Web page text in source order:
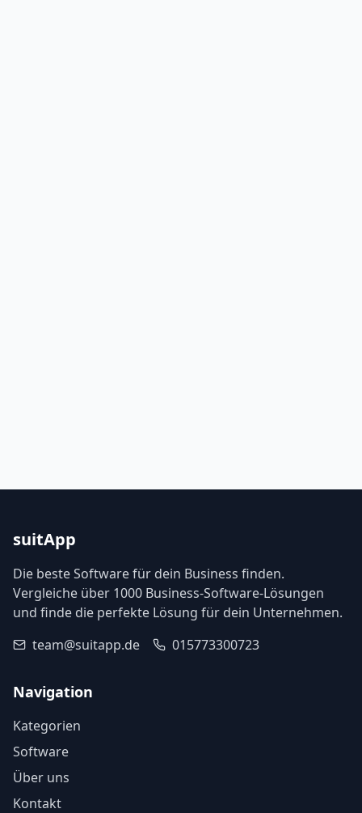
suitApp
Die beste Software für dein Business finden.
Vergleiche über 1000 Business-Software-Lösungen
und finde die perfekte Lösung für dein Unternehmen.
team@suitapp.de
015773300723
Navigation
Kategorien
Software
Über uns
Kontakt